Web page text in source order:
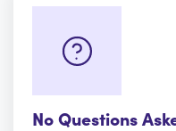
No Questions